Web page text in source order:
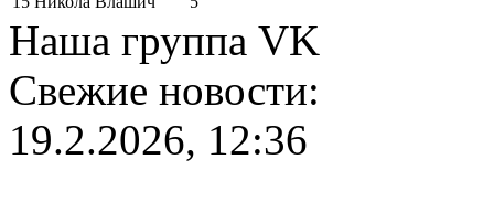
Наша группа VK
Свежие новости:
19.2.2026, 12:36